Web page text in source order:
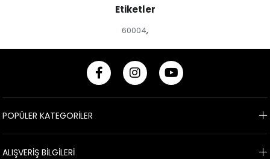
Etiketler
60004,
POPÜLER KATEGORİLER
ALIŞVERİŞ BİLGİLERİ